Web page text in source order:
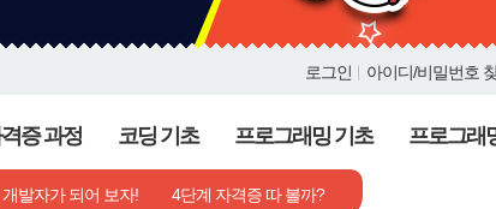
로그인 아이디/비밀번호
프로그래밍 활용 AI 업무 활용 AI자격증
발자가 되어 보자! 4단계 자격증 따 볼까?
증 과정 코딩 기초 프로그래밍 기초 프로그래